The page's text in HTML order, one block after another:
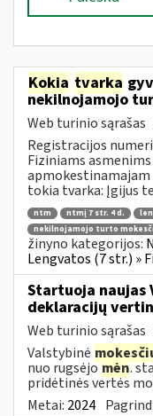
Kokia tvarka
nekilnojamojo
Web turinio sąrašas
Registracijos
Fiziniams
tokia tvarka: Įgijus
ntm ntmį 7 str. 4 d.
nekilnojamojo turto
žinyno kategorijos:
Lengvatos (7 str.) »
Startuoja naujas
deklaracijų
Web turinio sąrašas
Valstybinė
nuo rugsėjomėn.
pridėtinės vertės
Metai: 2024